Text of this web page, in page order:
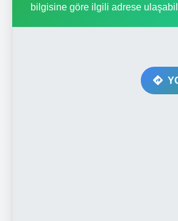
bilgisine göre ilgili adrese